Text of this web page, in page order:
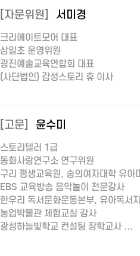
[자문위원] 서미경
크리에이트모어 대표
삼일초 운영위원
광진예술교육연합회 대표
(사단법인) 감성스토리 휴 이사
[고문] 윤수미
스토리텔러 1급
동화사랑연구소 연구위원
구리 평생교육원, 숭의여자대학 유
EBS 교육방송 음악놀이 전문강사
한우리 독서문화운동본부, 유아독서
농업박물관 체험교실 강사
광성하늘빛학교 컨설팅 장학교사 …